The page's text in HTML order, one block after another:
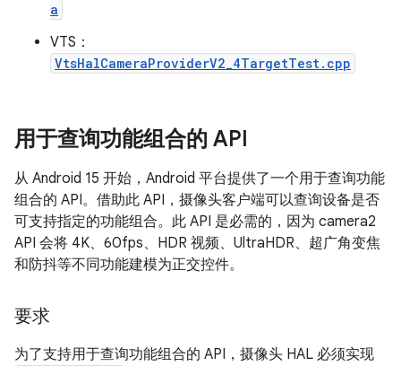
a
VTS：
VtsHalCameraProviderV2_4TargetTest.cpp
用于查询功能组合的 API
从 Android 15 开始，Android 平台提供了一个用于查询功能
组合的 API。借助此 API，摄像头客户端可以查询设备是否
可支持指定的功能组合。此 API 是必需的，因为 camera2
API 会将 4K、60fps、HDR 视频、UltraHDR、超广角变焦
和防抖等不同功能建模为正交控件。
要求
为了支持用于查询功能组合的 API，摄像头 HAL 必须实现